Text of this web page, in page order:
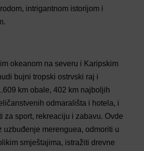
intrigantnom istorijom i
okeanom na severu i Karipskim
bujni tropski ostrvski raj i
km obale, 402 km najboljih
odmarališta i hotela, i
za sport, rekreaciju i zabavu. Ovde
uzbuđenje merenguea, odmoriti u
smještajima, istražiti drevne